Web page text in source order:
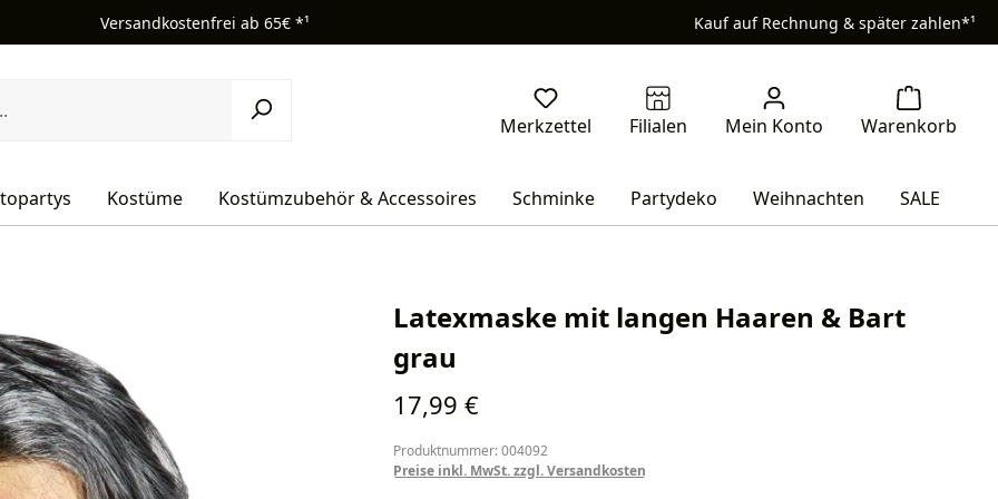
Versandkostenfrei ab 65€ *¹ Kauf auf Rechnung & später zahlen*¹
Kostüme Kostümzubehör & Accessoires Schminke Partydeko Weihnachten SALE
Latexmaske mit langen Haaren & Bart
grau
Regulärer Preis:
17,99 €
Produktnummer: 004092
Preise inkl. MwSt. zzgl. Versandkosten